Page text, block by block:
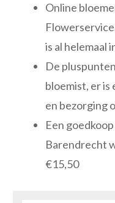
Online
is al helemaal
De
bloemist, er is
en bezorging
Een
Barendrecht
€15,50